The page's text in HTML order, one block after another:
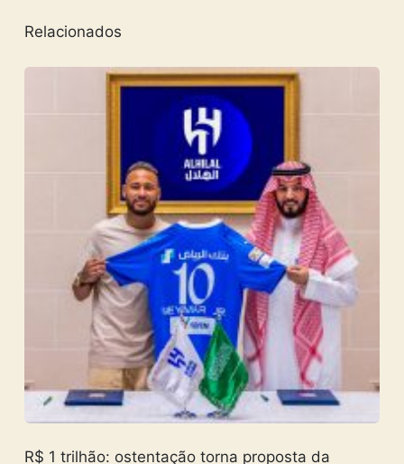
Relacionados
R$ 1 trilhão: ostentação torna proposta da